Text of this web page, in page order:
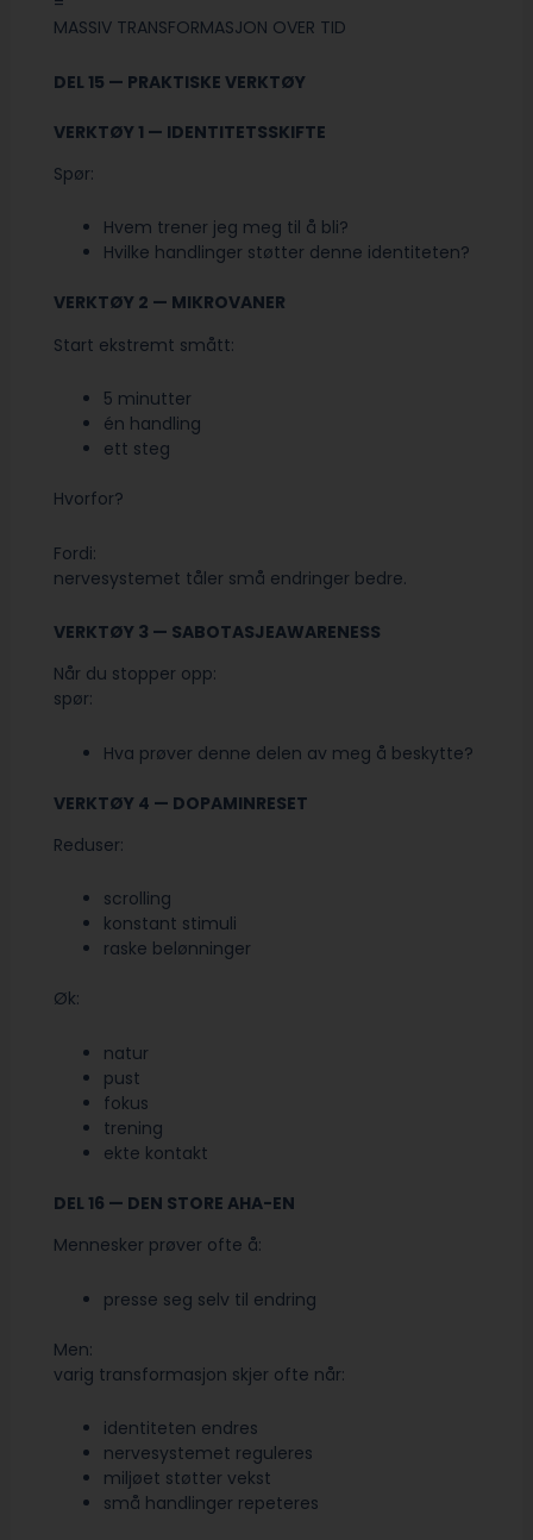
MASSIV TRANSFORMASJON OVER TID
DEL 15 — PRAKTISKE VERKTØY
VERKTØY 1 — IDENTITETSSKIFTE
Spør:
Hvem trener jeg meg til å bli?
Hvilke handlinger støtter denne identiteten?
VERKTØY 2 — MIKROVANER
Start ekstremt smått:
5 minutter
én handling
ett steg
Hvorfor?
Fordi:
nervesystemet tåler små endringer bedre.
VERKTØY 3 — SABOTASJEAWARENESS
Når du stopper opp:
spør:
Hva prøver denne delen av meg å beskytte?
VERKTØY 4 — DOPAMINRESET
Reduser:
scrolling
konstant stimuli
raske belønninger
Øk:
natur
pust
fokus
trening
ekte kontakt
DEL 16 — DEN STORE AHA-EN
Mennesker prøver ofte å:
presse seg selv til endring
Men:
varig transformasjon skjer ofte når:
identiteten endres
nervesystemet reguleres
miljøet støtter vekst
små handlinger repeteres